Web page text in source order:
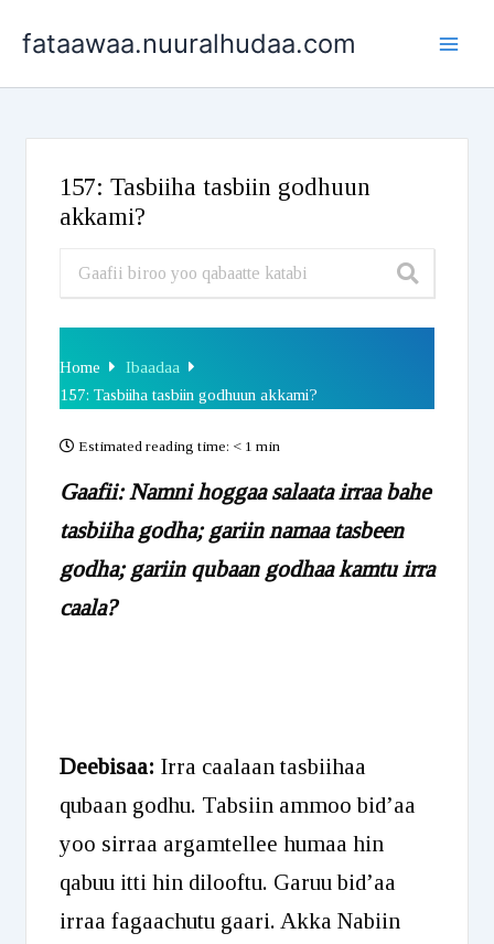
fataawaa.nuuralhudaa.com
157: Tasbiiha tasbiin godhuun
akkami?
Home
Ibaadaa
157: Tasbiiha tasbiin godhuun akkami?
Estimated reading time: < 1 min
Gaafii: Namni hoggaa salaata irraa bahe
tasbiiha godha; gariin namaa tasbeen
godha; gariin qubaan godhaa kamtu irra
caala?
Deebisaa: Irra caalaan tasbiihaa
qubaan godhu. Tabsiin ammoo bid’aa
yoo sirraa argamtellee humaa hin
qabuu itti hin dilooftu. Garuu bid’aa
irraa fagaachutu gaari. Akka Nabiin